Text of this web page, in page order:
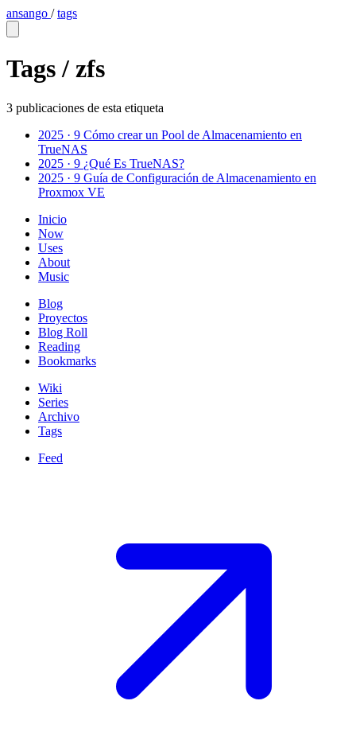
ansango /tags
Tags / zfs
3 publicaciones de esta etiqueta
2025 · 9 Cómo crear un Pool de Almacenamiento en
TrueNAS
2025 · 9 ¿Qué Es TrueNAS?
2025 · 9 Guía de Configuración de Almacenamiento en
Proxmox VE
Inicio
Now
Uses
About
Music
Blog
Proyectos
Blog Roll
Reading
Bookmarks
Wiki
Series
Archivo
Tags
Feed